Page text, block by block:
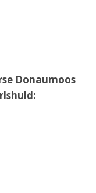
Donaumoos